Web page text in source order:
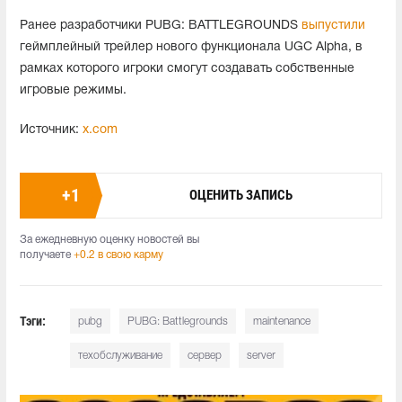
Ранее разработчики PUBG: BATTLEGROUNDS выпустили
геймплейный трейлер нового функционала UGC Alpha, в
рамках которого игроки смогут создавать собственные
игровые режимы.
Источник: x.com
+1 ОЦЕНИТЬ ЗАПИСЬ
За ежедневную оценку новостей вы
получаете +0.2 в свою карму
Тэги: pubg PUBG: Battlegrounds maintenance
техобслуживание сервер server